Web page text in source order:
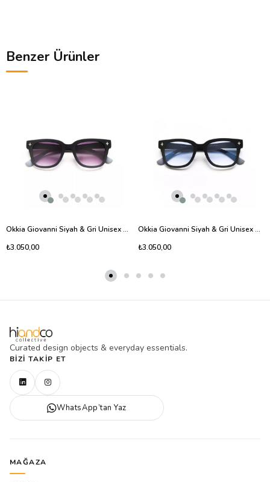
Benzer Ürünler
Okkia Giovanni Siyah & Gri Unisex Güneş Gözlüğü Siyah Gradyan
₺3.050,00
Okkia Giovanni Siyah & Gri Unisex Güneş Gözlüğü Mavi Gradyan
₺3.050,00
Curated design objects & everyday essentials.
BIZI TAKIP ET
WhatsApp’tan Yaz
MAĞAZA